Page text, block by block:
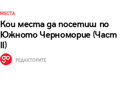
МЕСТА
Кои места да посетиш по
Южното Черноморие (Част
II)
РЕДАКТОРИТЕ